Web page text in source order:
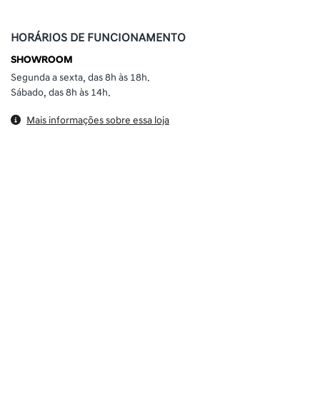
HORÁRIOS DE FUNCIONAMENTO
SHOWROOM
Segunda a sexta, das 8h às 18h.
Sábado, das 8h às 14h.
Mais informações sobre essa loja